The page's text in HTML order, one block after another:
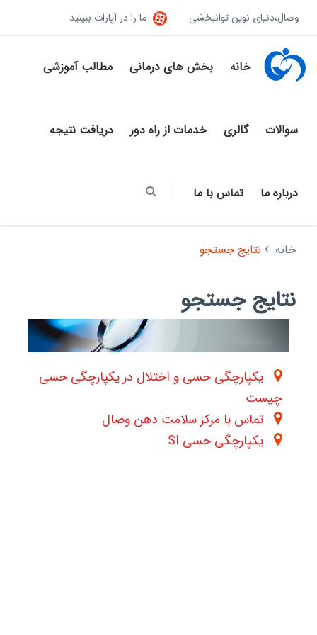
وصال،دنیای نوین توانبخشی ما را در آپارات ببینید
خانه بخش های درمانی مطالب آموزشی
سوالات گالری خدمات از راه دور دریافت نتیجه
درباره ما تماس با ما
خانه نتایج جستجو
نتایج جستجو
یکپارچگی حسی و اختلال در یکپارچگی حسی
چیست
تماس با مرکز سلامت ذهن وصال
یکپارچگی حسی SI